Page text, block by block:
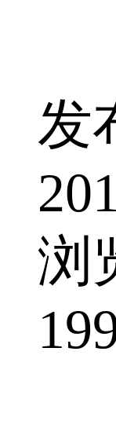
发
浏